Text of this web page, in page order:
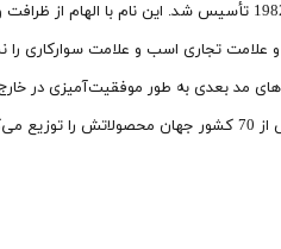
تجاری اسب و علامت سوارکاری را